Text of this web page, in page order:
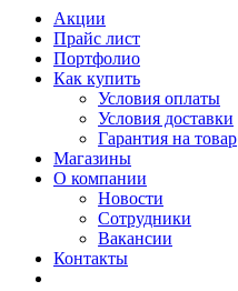
Акции
Прайс лист
Портфолио
Как купить
Условия оплаты
Условия доставки
Гарантия на товар
Магазины
О компании
Новости
Сотрудники
Вакансии
Контакты